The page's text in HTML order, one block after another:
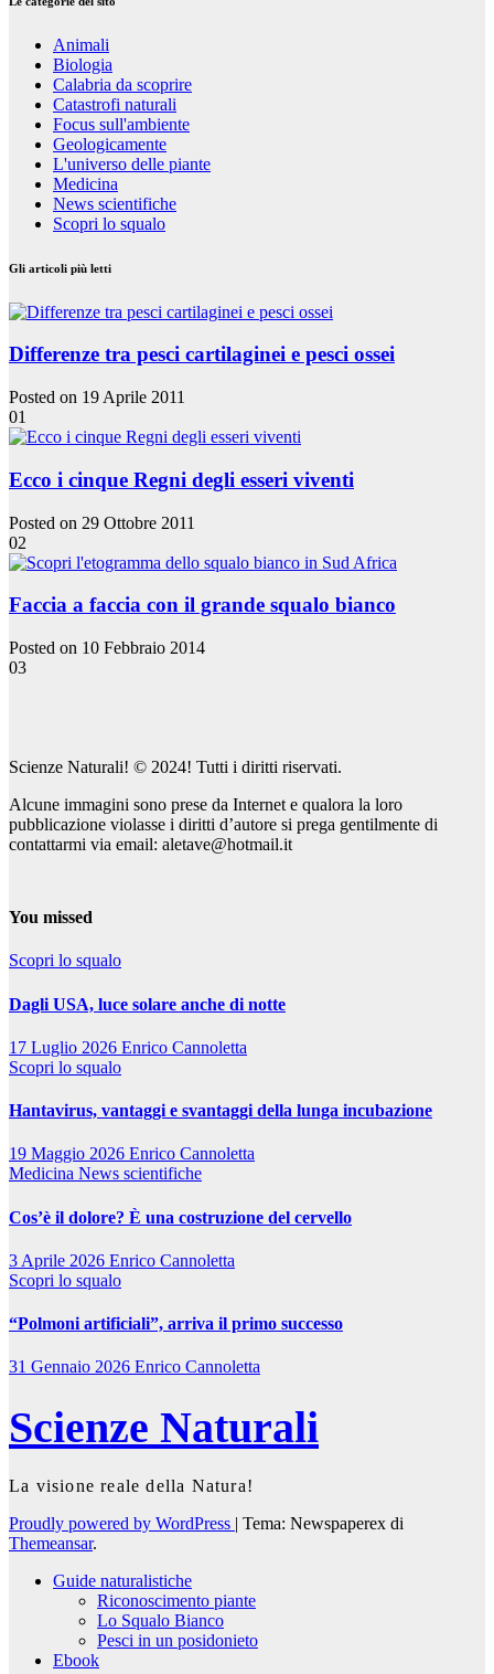
Animali
Biologia
Calabria da scoprire
Catastrofi naturali
Focus sull'ambiente
Geologicamente
L'universo delle piante
Medicina
News scientifiche
Scopri lo squalo
Gli articoli più letti
Differenze tra pesci cartilaginei e pesci ossei
Posted on 19 Aprile 2011
01
Ecco i cinque Regni degli esseri viventi
Posted on 29 Ottobre 2011
02
Faccia a faccia con il grande squalo bianco
Posted on 10 Febbraio 2014
03
Scienze Naturali! © 2024! Tutti i diritti riservati.
Alcune immagini sono prese da Internet e qualora la loro
pubblicazione violasse i diritti d’autore si prega gentilmente di
contattarmi via email: aletave@hotmail.it
You missed
Scopri lo squalo
Dagli USA, luce solare anche di notte
17 Luglio 2026 Enrico Cannoletta
Scopri lo squalo
Hantavirus, vantaggi e svantaggi della lunga incubazione
19 Maggio 2026 Enrico Cannoletta
Medicina News scientifiche
Cos’è il dolore? È una costruzione del cervello
3 Aprile 2026 Enrico Cannoletta
Scopri lo squalo
“Polmoni artificiali”, arriva il primo successo
31 Gennaio 2026 Enrico Cannoletta
Scienze Naturali
La visione reale della Natura!
Proudly powered by WordPress | Tema: Newspaperex di
Themeansar.
Guide naturalistiche
Riconoscimento piante
Lo Squalo Bianco
Pesci in un posidonieto
Ebook